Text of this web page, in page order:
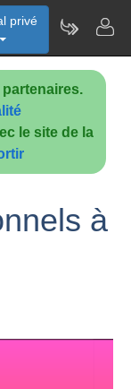
le site de la
privé
à